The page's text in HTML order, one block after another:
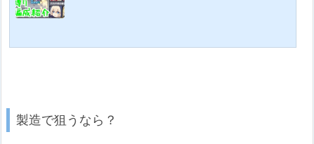
製造で狙うなら？